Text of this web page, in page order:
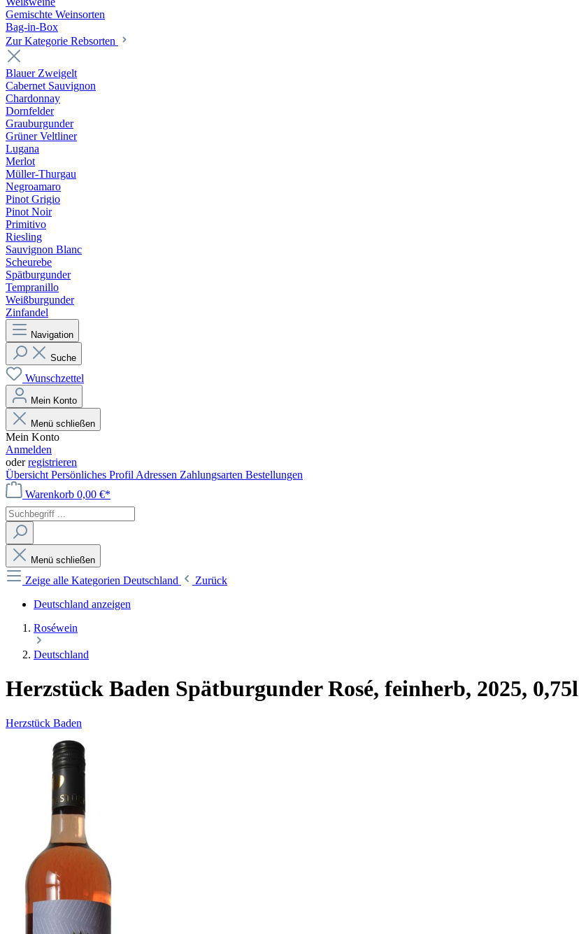
Gemischte Weinsorten
Bag-in-Box
Zur Kategorie Rebsorten
Blauer Zweigelt
Cabernet Sauvignon
Chardonnay
Dornfelder
Grauburgunder
Grüner Veltliner
Lugana
Merlot
Müller-Thurgau
Negroamaro
Pinot Grigio
Pinot Noir
Primitivo
Riesling
Sauvignon Blanc
Scheurebe
Spätburgunder
Tempranillo
Weißburgunder
Zinfandel
Navigation
Suche
Wunschzettel
Mein Konto
Menü schließen
Mein Konto
Anmelden
oderregistrieren
Übersicht Persönliches Profil Adressen Zahlungsarten Bestellungen
Warenkorb 0,00 €*
Menü schließen
Zeige alle Kategorien Deutschland
Zurück
Deutschland anzeigen
Roséwein
Deutschland
Herzstück Baden Spätburgunder Rosé, feinherb, 2025, 0,75l
Herzstück Baden